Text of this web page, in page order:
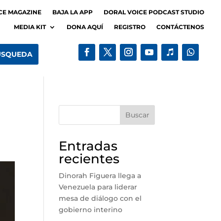
MAGAZINE BAJA LA APP
DORAL VOICE PODCAST STUDIO
MEDIA KIT
DONA AQUÍ REGISTRO CONTÁCTENOS
Buscar
Entradas
recientes
Dinorah Figuera llega a
Venezuela para liderar
mesa de diálogo con el
gobierno interino